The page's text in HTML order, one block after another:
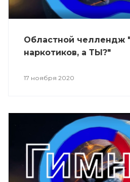
Областной челлендж
наркотиков, а ТЫ?"
17 ноября 2020